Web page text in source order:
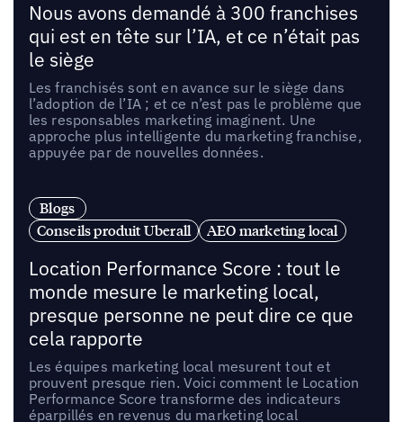
Nous avons demandé à 300 franchises
qui est en tête sur l’IA, et ce n’était pas
le siège
Les franchisés sont en avance sur le siège dans
l’adoption de l’IA ; et ce n’est pas le problème que
les responsables marketing imaginent. Une
approche plus intelligente du marketing franchise,
appuyée par de nouvelles données.
Blogs
Conseils produit Uberall
AEO marketing local
Location Performance Score : tout le
monde mesure le marketing local,
presque personne ne peut dire ce que
cela rapporte
Les équipes marketing local mesurent tout et
prouvent presque rien. Voici comment le Location
Performance Score transforme des indicateurs
éparpillés en revenus du marketing local